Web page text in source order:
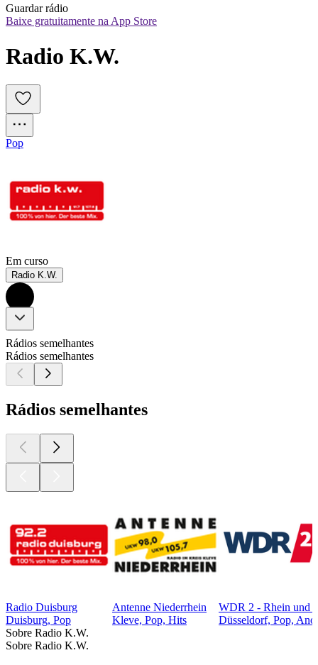
Guardar rádio
Baixe gratuitamente na App Store
Radio K.W.
Pop
Em curso
Radio K.W.
Rádios semelhantes
Rádios semelhantes
Rádios semelhantes
Radio Duisburg
Duisburg, Pop
Antenne Niederrhein
Kleve, Pop, Hits
WDR 2 - Rhein und
Düsseldorf, Pop,
Sobre Radio K.W.
Sobre Radio K.W.